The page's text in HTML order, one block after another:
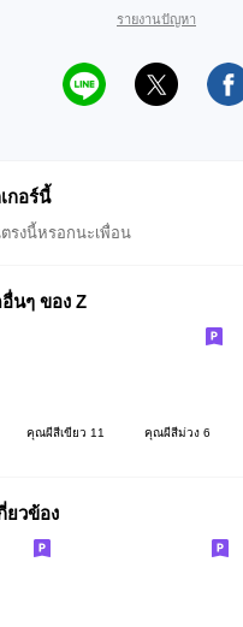
รายงานปัญหา
กอร์นี้
รงนี้หรอกนะเพื่อน
นๆ ของ Z
คุณผีสีเขียว 11 คุณผีสีม่วง 6
ยวข้อง